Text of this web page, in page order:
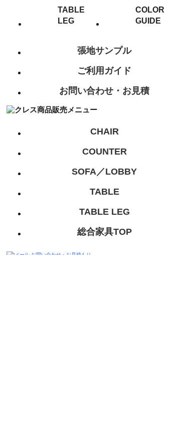
TABLE
LEG
COLOR
GUIDE
張地サンプル
ご利用ガイド
お問い合わせ・お見積
CHAIR
COUNTER
SOFA／LOBBY
TABLE
TABLE LEG
総合家具TOP